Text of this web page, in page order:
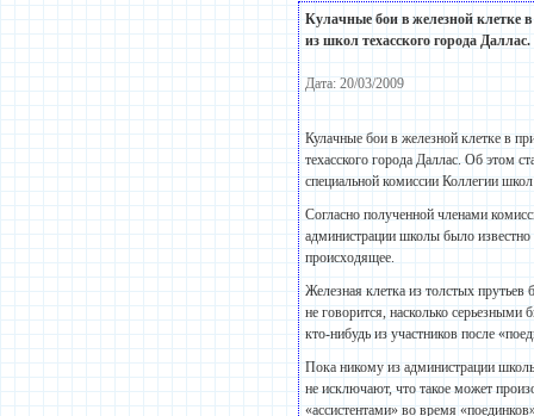
Кулачные бои в железной клетке
из школ техасского города Даллас.
Дата: 20/03/2009
Кулачные бои в железной клетке в
техасского города Даллас. Об этом
специальной комиссии Коллегии
Согласно полученной членами
администрации школы было известно
происходящее.
Железная клетка из толстых
не говорится, насколько
кто-нибудь из участников после
Пока никому из администрации
не исключают, что такое может
«ассистентами» во время